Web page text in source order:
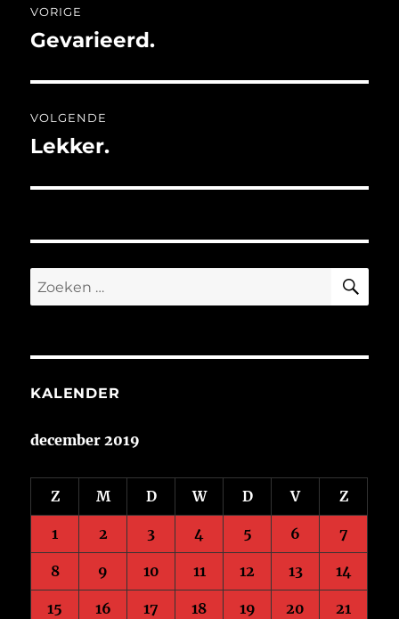
navigatie
VORIGE
Vorig
Gevarieerd.
VOLGENDE
Volgend
Lekker.
Zoeken
naar:
KALENDER
december 2019
Z M D W D V Z
1 2 3 4 5 6 7
8 9 10 11 12 13 14
15 16 17 18 19 20 21